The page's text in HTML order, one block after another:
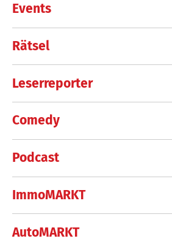
Events
Rätsel
Leserreporter
Comedy
Podcast
ImmoMARKT
AutoMARKT